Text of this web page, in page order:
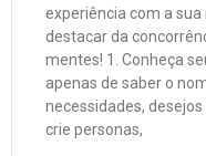
experiência com a
destacar da
mentes! 1. Conheça
apenas de saber o
necessidades,
crie personas,